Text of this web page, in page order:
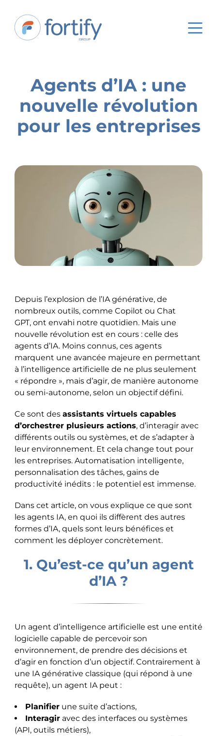
Agents d’IA : une
nouvelle révolution
pour les entreprises
Depuis l’explosion de l’IA générative, de
nombreux outils, comme Copilot ou Chat
GPT, ont envahi notre quotidien. Mais une
nouvelle révolution est en cours : celle des
agents d’IA. Moins connus, ces agents
marquent une avancée majeure en permettant
à l’intelligence artificielle de ne plus seulement
« répondre », mais d’agir, de manière autonome
ou semi-autonome, selon un objectif défini.
Ce sont des assistants virtuels capables
d’orchestrer plusieurs actions, d’interagir avec
différents outils ou systèmes, et de s’adapter à
leur environnement. Et cela change tout pour
les entreprises. Automatisation intelligente,
personnalisation des tâches, gains de
productivité inédits : le potentiel est immense.
Dans cet article, on vous explique ce que sont
les agents IA, en quoi ils diffèrent des autres
formes d’IA, quels sont leurs bénéfices et
comment les déployer concrètement.
1. Qu’est-ce qu’un agent
d’IA ?
Un agent d’intelligence artificielle est une entité
logicielle capable de percevoir son
environnement, de prendre des décisions et
d’agir en fonction d’un objectif. Contrairement à
une IA générative classique (qui répond à une
requête), un agent IA peut :
Planifier une suite d’actions,
Interagir avec des interfaces ou systèmes
(API, outils métiers),